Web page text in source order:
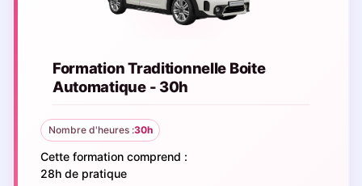
Formation Traditionnelle Boite
Automatique - 30h
Nombre d'heures :30h
Cette formation comprend :
28h de pratique